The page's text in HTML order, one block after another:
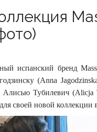
испанский бренд
(Anna
Алисью Тубилевич (Alicja
своей новой коллекции